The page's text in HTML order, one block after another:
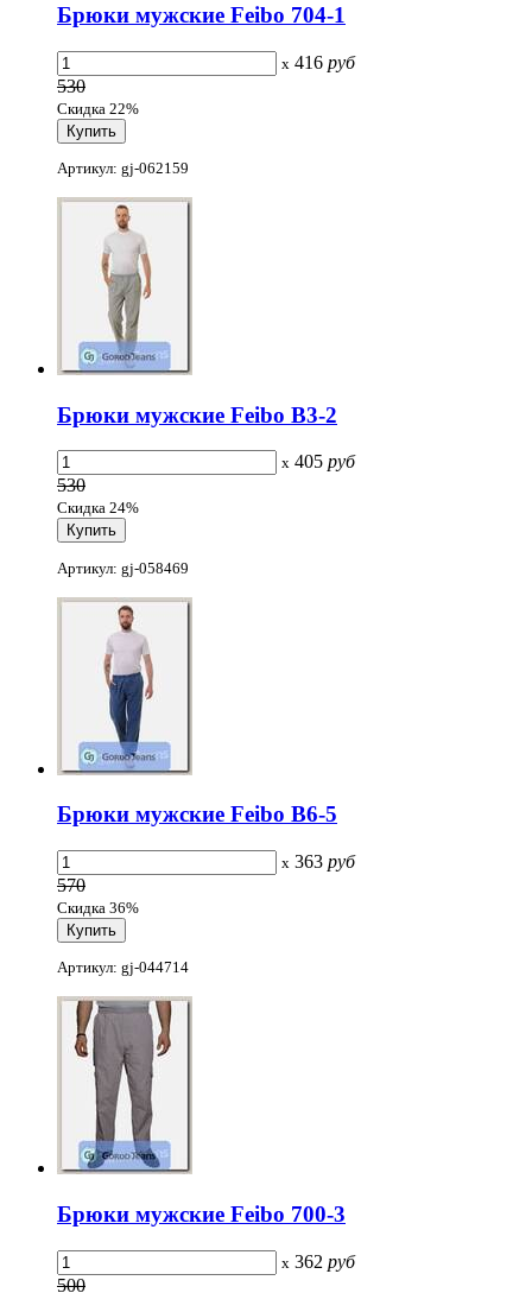
Брюки мужские Feibo 704-1
x 416 руб
530
Скидка 22%
Артикул: gj-062159
Брюки мужские Feibo B3-2
x 405 руб
530
Скидка 24%
Артикул: gj-058469
Брюки мужские Feibo B6-5
x 363 руб
570
Скидка 36%
Артикул: gj-044714
Брюки мужские Feibo 700-3
x 362 руб
500